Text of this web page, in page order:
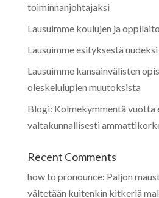
toiminnanjohtajaksi
Lausuimme koulujen ja
Lausuimme esityksestä
Lausuimme kansainvälisten
oleskelulupien muutoksista
Blogi: Kolmekymmentä vuotta
valtakunnallisesti
Recent Comments
how to pronounce: Paljon
vältetään kuitenkin kitkeriä